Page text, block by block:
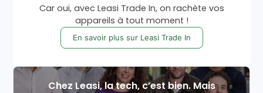
Car oui, avec Leasi Trade In, on rachète vos
appareils à tout moment !
En savoir plus sur Leasi Trade In
Chez Leasi, la tech, c’est bien. Mais